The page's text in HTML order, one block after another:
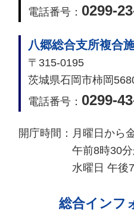
電話番号： 0299-
八郷総合支所複合
〒315-0195
茨城県石岡市柿岡
電話番号： 0299-
開庁時間： 月曜日から
午前8時30
水曜日 午後
総合インフ